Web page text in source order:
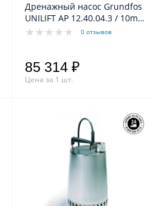
Дренажный насос Grundfos
UNILIFT AP 12.40.04.3 / 10m
0,7/0,4kW 1,2A 3x400V 50Hz
0 отзывов
85 314 ₽
Цена за 1 шт.